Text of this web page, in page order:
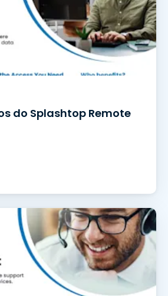
do Splashtop Remote